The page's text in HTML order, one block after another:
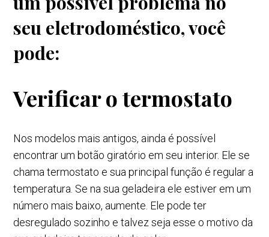
seu eletrodoméstico, você
pode:
Verificar o termostato
Nos modelos mais antigos, ainda é possível
encontrar um botão giratório em seu interior. Ele se
chama termostato e sua principal função é regular a
temperatura. Se na sua geladeira ele estiver em um
número mais baixo, aumente. Ele pode ter
desregulado sozinho e talvez seja esse o motivo da